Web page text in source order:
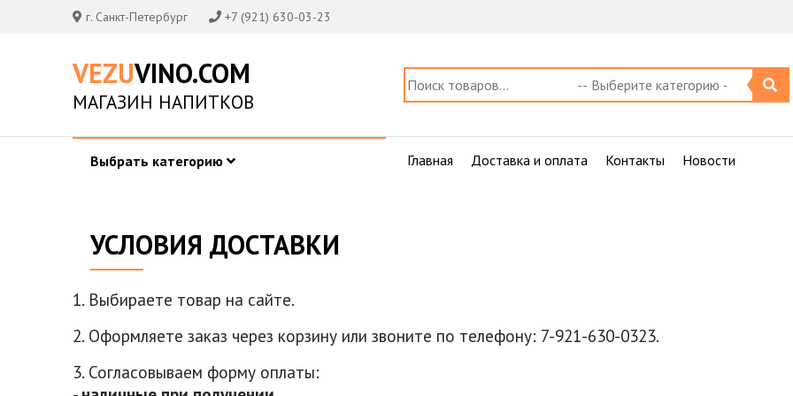
г. Санкт-Петербург +7 (921) 630-03-23
VEZUVINO.COM
МАГАЗИН НАПИТКОВ
Выбрать категорию Главная Доставка и оплата Контакты Новости
УСЛОВИЯ ДОСТАВКИ
1. Выбираете товар на сайте.
2. Оформляете заказ через корзину или звоните по телефону: 7-921-630-0323.
3. Согласовываем форму оплаты: